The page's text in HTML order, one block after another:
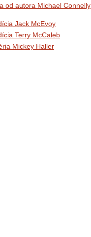
od autora Michael Connelly
Jack McEvoy
Terry McCaleb
Mickey Haller